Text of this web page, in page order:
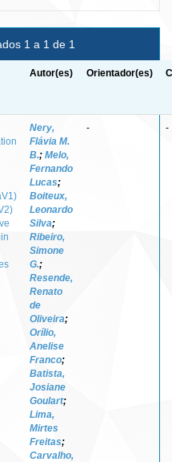
1 a 1 de 1
Autor(es) Orientador(es)
Nery,
Flávia M.
B.; Melo,
Fernando
Lucas;
Boiteux,
Leonardo
Silva;
Ribeiro,
Simone
G.;
Resende,
Renato
de
Oliveira;
Orílio,
Anelise
Franco;
Batista,
Josiane
Goulart;
Lima,
Mirtes
Freitas;
Carvalho,
- -